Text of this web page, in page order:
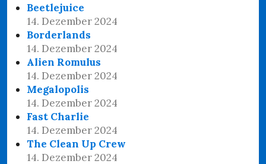
Beetlejuice
14. Dezember 2024
Borderlands
14. Dezember 2024
Alien Romulus
14. Dezember 2024
Megalopolis
14. Dezember 2024
Fast Charlie
14. Dezember 2024
The Clean Up Crew
14. Dezember 2024